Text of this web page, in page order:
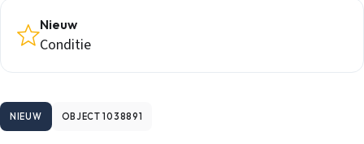
Nieuw
Conditie
NIEUW OBJECT 1038891